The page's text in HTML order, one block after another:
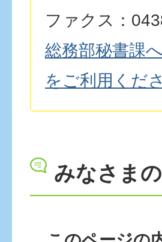
ファクス：
総務部秘書課
をご利用くだ
みなさま